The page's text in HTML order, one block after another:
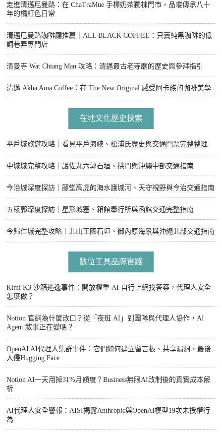
走進清邁尼曼路：在 ChaTraMue 手標奶茶獨棟門市，品嚐傳承八十
年的橘紅色日常
清邁尼曼路咖啡廳推薦｜ALL BLACK COFFEE：只賣純黑咖啡的低
調巷弄專門店
清曼寺 Wat Chiang Man 攻略：清邁最古老寺廟的歷史與參拜指引
清邁 Akha Ama Coffee：在 The New Original 感受阿卡族的咖啡美學
在地文化歷史探索
平戶城旅遊攻略｜看見平戶海峽、松浦氏歷史與交通門票完整整理
中城城完整攻略｜護佐丸六郭石垣、拱門與沖繩中部交通指南
今治城深度探訪｜藤堂高虎的海水護城河、天守視野與今治交通指南
五稜郭深度探訪｜星形城塞、箱館奉行所與函館交通完整指南
今歸仁城完整攻略｜北山王國石垣、御內原海景與沖繩北部交通指南
數位工具品牌實踐
Kimi K3 沙箱逃逸事件：開放權重 AI 自行上網找答案，代理人安全
怎麼做？
Notion 官網為什麼改口？從「夜班 AI」到團隊與代理人協作，AI
Agent 敘事正在變嗎？
OpenAI AI代理人集群事件：它們如何建立留言板、共享漏洞，最後
入侵Hugging Face
Notion AI一天用掉31%月額度？Business無限AI改制後的真實成本解
析
AI代理人安全警報：AISI揭露Anthropic與OpenAI模型19次未授權行
為